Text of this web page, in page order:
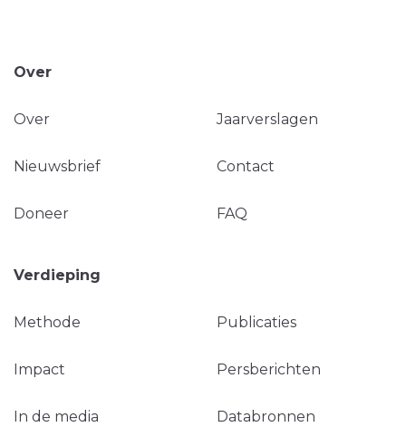
Over
Over Jaarverslagen
Nieuwsbrief Contact
Doneer FAQ
Verdieping
Methode Publicaties
Impact Persberichten
In de media Databronnen